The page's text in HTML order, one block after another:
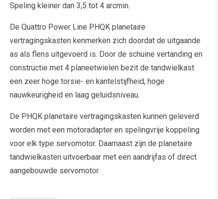
Speling kleiner dan 3,5 tot 4 arcmin.
De Quattro Power Line PHQK planetaire
vertragingskasten kenmerken zich doordat de uitgaande
as als flens uitgevoerd is. Door de schuine vertanding en
constructie met 4 planeetwielen bezit de tandwielkast
een zeer hoge torsie- en kantelstijfheid, hoge
nauwkeurigheid en laag geluidsniveau.
De PHQK planetaire vertragingskasten kunnen geleverd
worden met een motoradapter en spelingvrije koppeling
voor elk type servomotor. Daarnaast zijn de planetaire
tandwielkasten uitvoerbaar met een aandrijfas of direct
aangebouwde servomotor.